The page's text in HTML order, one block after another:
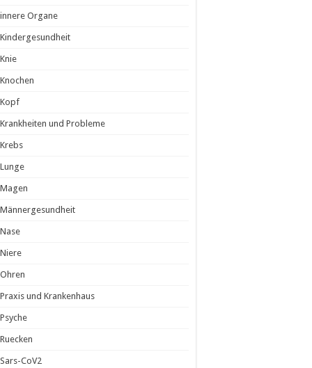
innere Organe
Kindergesundheit
Knie
Knochen
Kopf
Krankheiten und Probleme
Krebs
Lunge
Magen
Männergesundheit
Nase
Niere
Ohren
Praxis und Krankenhaus
Psyche
Ruecken
Sars-CoV2